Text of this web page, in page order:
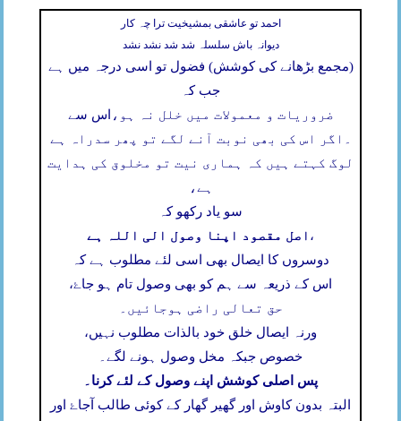
احمد تو عاشقی بمشیخیت ترا چہ کار
دیوانہ باش سلسلہ شد شد نشد نشد
(مجمع بڑھانے کی کوشش) فضول تو اسی درجہ میں ہے
جب کہ
اس سے ضروریات و معمولات میں خلل نہ ہو،
اگر اس کی بھی نوبت آنے لگے تو پھر سدراہ ہے
لوگ کہتے ہیں کہ ہماری نیت تو مخلوق کی ہدایت
ہے،
سو یاد رکھو کہ
اصل مقصود اپنا وصول الی اللہ ہے ،
دوسروں کا ایصال بھی اسی لئے مطلوب ہے کہ
اس کے ذریعہ سے ہم کو بھی وصول تام ہو جاۓ،
حق تعالی راضی ہوجائیں۔
ورنہ ایصال خلق خود بالذات مطلوب نہیں،
خصوص جبکہ مخل وصول ہونے لگے۔
پس اصلی کوشش اپنے وصول کے لئے کرنا۔
البتہ بدون کاوش اور گھیر گھار کے کوئی طالب آجاۓ اور